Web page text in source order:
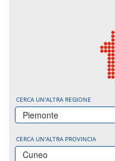
CERCA UN'ALTRA REGIONE
Piemonte
CERCA UN'ALTRA PROVINCIA
Cuneo